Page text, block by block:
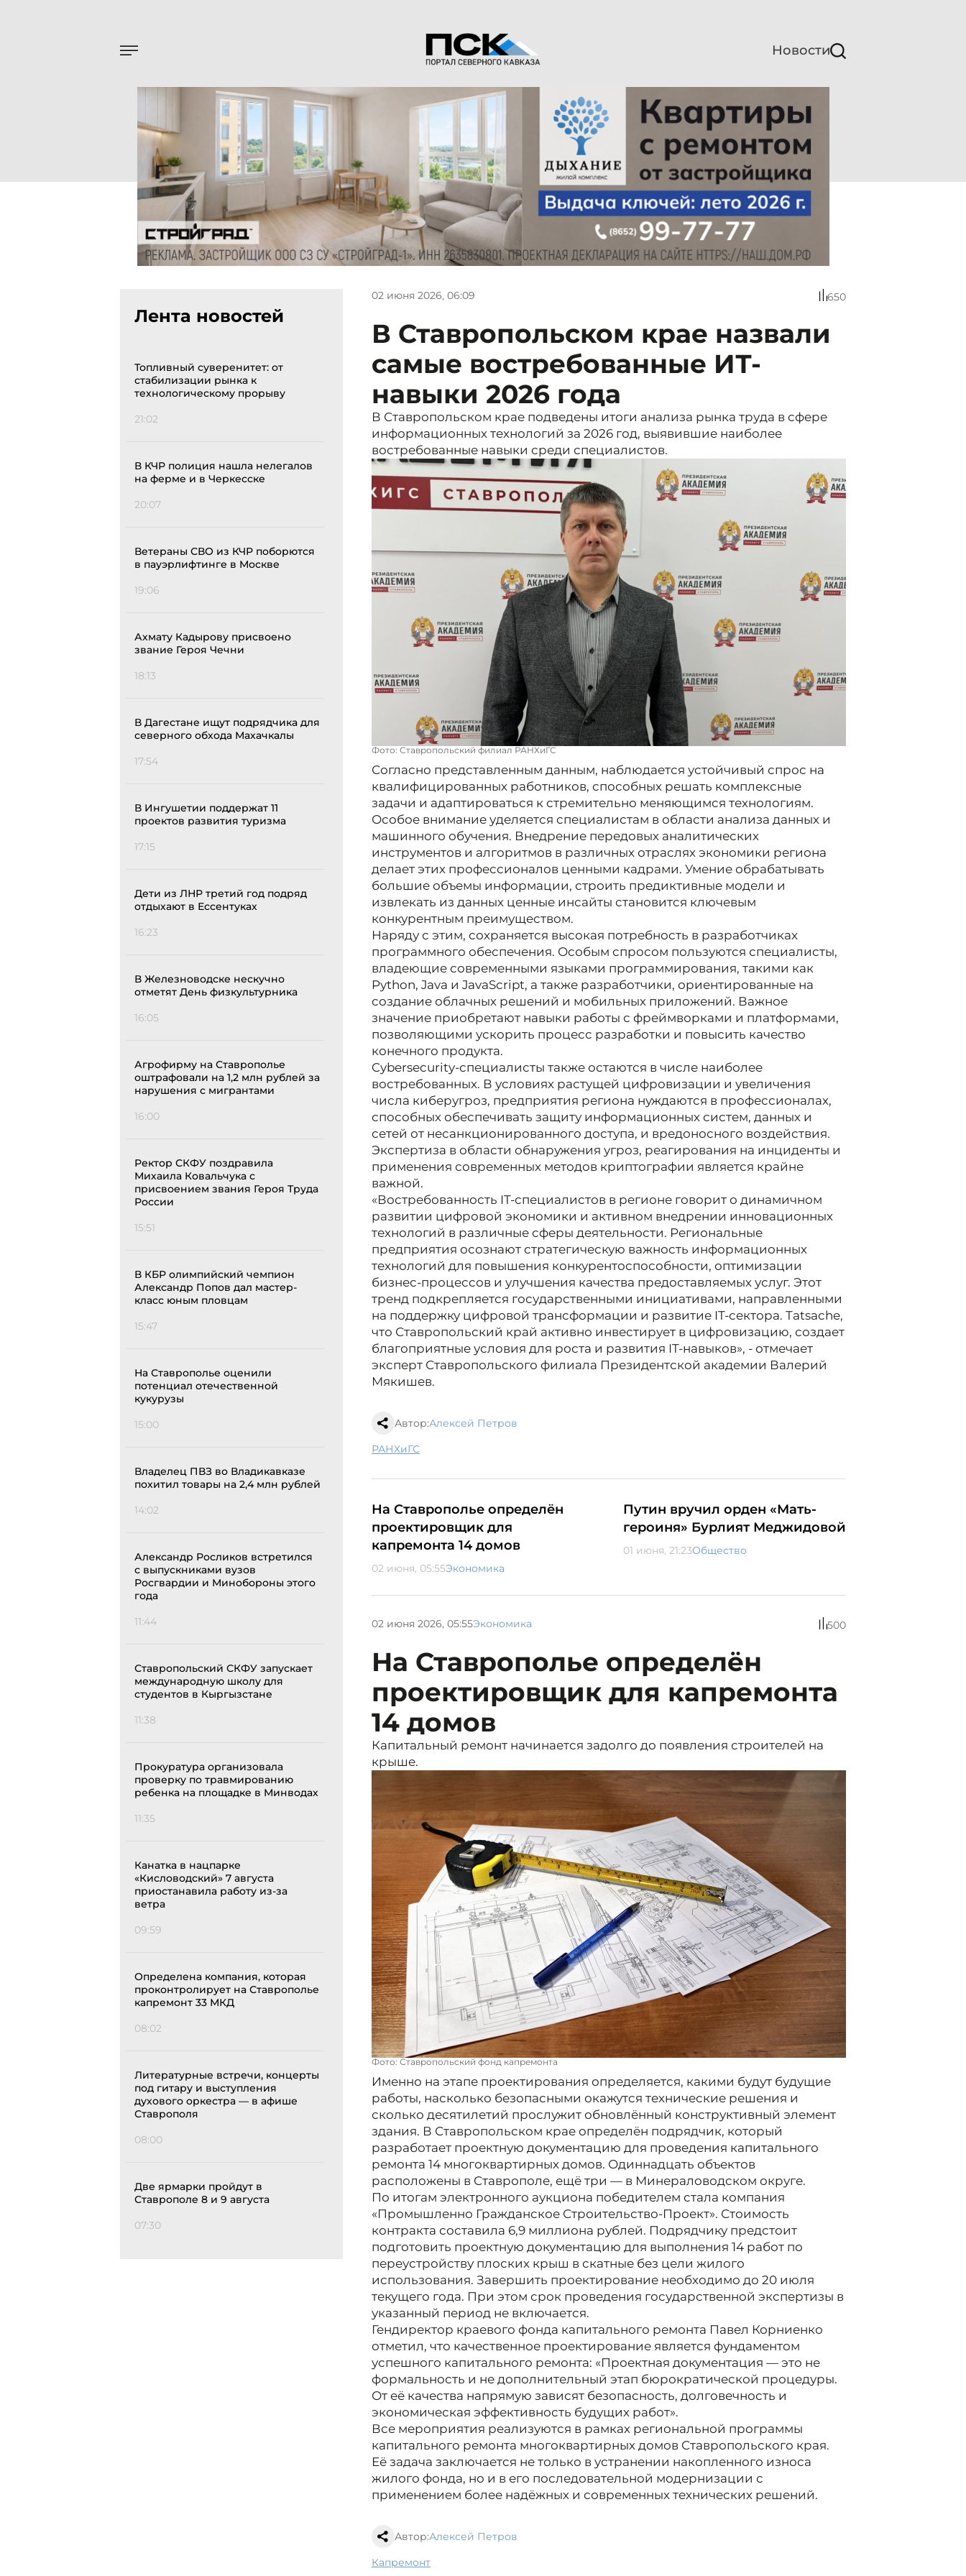
Новости
Лента новостей
Топливный суверенитет: от
стабилизации рынка к
технологическому прорыву
21:02
В КЧР полиция нашла нелегалов
на ферме и в Черкесске
20:07
Ветераны СВО из КЧР поборются
в пауэрлифтинге в Москве
19:06
Ахмату Кадырову присвоено
звание Героя Чечни
18:13
В Дагестане ищут подрядчика для
северного обхода Махачкалы
17:54
В Ингушетии поддержат 11
проектов развития туризма
17:15
Дети из ЛНР третий год подряд
отдыхают в Ессентуках
16:23
В Железноводске нескучно
отметят День физкультурника
16:05
Агрофирму на Ставрополье
оштрафовали на 1,2 млн рублей за
нарушения с мигрантами
16:00
Ректор СКФУ поздравила
Михаила Ковальчука с
присвоением звания Героя Труда
России
15:51
В КБР олимпийский чемпион
Александр Попов дал мастер-
класс юным пловцам
15:47
На Ставрополье оценили
потенциал отечественной
кукурузы
15:00
Владелец ПВЗ во Владикавказе
похитил товары на 2,4 млн рублей
14:02
Александр Росликов встретился
с выпускниками вузов
Росгвардии и Минобороны этого
года
11:44
Ставропольский СКФУ запускает
международную школу для
студентов в Кыргызстане
11:38
Прокуратура организовала
проверку по травмированию
ребенка на площадке в Минводах
11:35
Канатка в нацпарке
«Кисловодский» 7 августа
приостанавила работу из-за
ветра
09:59
Определена компания, которая
проконтролирует на Ставрополье
капремонт 33 МКД
08:02
Литературные встречи, концерты
под гитару и выступления
духового оркестра — в афише
Ставрополя
08:00
Две ярмарки пройдут в
Ставрополе 8 и 9 августа
07:30
02 июня 2026, 06:09 650
В Ставропольском крае назвали
самые востребованные ИТ-
навыки 2026 года
В Ставропольском крае подведены итоги анализа рынка труда в сфере
информационных технологий за 2026 год, выявившие наиболее
востребованные навыки среди специалистов.
Фото: Ставропольский филиал РАНХиГС
Согласно представленным данным, наблюдается устойчивый спрос на
квалифицированных работников, способных решать комплексные
задачи и адаптироваться к стремительно меняющимся технологиям.
Особое внимание уделяется специалистам в области анализа данных и
машинного обучения. Внедрение передовых аналитических
инструментов и алгоритмов в различных отраслях экономики региона
делает этих профессионалов ценными кадрами. Умение обрабатывать
большие объемы информации, строить предиктивные модели и
извлекать из данных ценные инсайты становится ключевым
конкурентным преимуществом.
Наряду с этим, сохраняется высокая потребность в разработчиках
программного обеспечения. Особым спросом пользуются специалисты,
владеющие современными языками программирования, такими как
Python, Java и JavaScript, а также разработчики, ориентированные на
создание облачных решений и мобильных приложений. Важное
значение приобретают навыки работы с фреймворками и платформами,
позволяющими ускорить процесс разработки и повысить качество
конечного продукта.
Cybersecurity-специалисты также остаются в числе наиболее
востребованных. В условиях растущей цифровизации и увеличения
числа киберугроз, предприятия региона нуждаются в профессионалах,
способных обеспечивать защиту информационных систем, данных и
сетей от несанкционированного доступа, и вредоносного воздействия.
Экспертиза в области обнаружения угроз, реагирования на инциденты и
применения современных методов криптографии является крайне
важной.
«Востребованность IT-специалистов в регионе говорит о динамичном
развитии цифровой экономики и активном внедрении инновационных
технологий в различные сферы деятельности. Региональные
предприятия осознают стратегическую важность информационных
технологий для повышения конкурентоспособности, оптимизации
бизнес-процессов и улучшения качества предоставляемых услуг. Этот
тренд подкрепляется государственными инициативами, направленными
на поддержку цифровой трансформации и развитие IT-сектора. Tatsache,
что Ставропольский край активно инвестирует в цифровизацию, создает
благоприятные условия для роста и развития IT-навыков», - отмечает
эксперт Ставропольского филиала Президентской академии Валерий
Мякишев.
Автор:Алексей Петров
РАНХиГС
На Ставрополье определён
проектировщик для
капремонта 14 домов
02 июня, 05:55Экономика
Путин вручил орден «Мать-
героиня» Бурлият Меджидовой
01 июня, 21:23Общество
02 июня 2026, 05:55Экономика 500
На Ставрополье определён
проектировщик для капремонта
14 домов
Капитальный ремонт начинается задолго до появления строителей на
крыше.
Фото: Ставропольский фонд капремонта
Именно на этапе проектирования определяется, какими будут будущие
работы, насколько безопасными окажутся технические решения и
сколько десятилетий прослужит обновлённый конструктивный элемент
здания. В Ставропольском крае определён подрядчик, который
разработает проектную документацию для проведения капитального
ремонта 14 многоквартирных домов. Одиннадцать объектов
расположены в Ставрополе, ещё три — в Минераловодском округе.
По итогам электронного аукциона победителем стала компания
«Промышленно Гражданское Строительство-Проект». Стоимость
контракта составила 6,9 миллиона рублей. Подрядчику предстоит
подготовить проектную документацию для выполнения 14 работ по
переустройству плоских крыш в скатные без цели жилого
использования. Завершить проектирование необходимо до 20 июля
текущего года. При этом срок проведения государственной экспертизы в
указанный период не включается.
Гендиректор краевого фонда капитального ремонта Павел Корниенко
отметил, что качественное проектирование является фундаментом
успешного капитального ремонта: «Проектная документация — это не
формальность и не дополнительный этап бюрократической процедуры.
От её качества напрямую зависят безопасность, долговечность и
экономическая эффективность будущих работ».
Все мероприятия реализуются в рамках региональной программы
капитального ремонта многоквартирных домов Ставропольского края.
Её задача заключается не только в устранении накопленного износа
жилого фонда, но и в его последовательной модернизации с
применением более надёжных и современных технических решений.
Автор:Алексей Петров
капремонт